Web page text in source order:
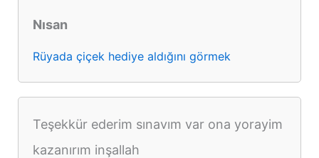
Nısan
Rüyada çiçek hediye aldığını görmek
Teşekkür ederim sınavım var ona yorayim
kazanırım inşallah